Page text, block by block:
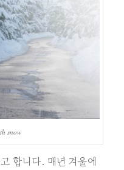
snow
합니다. 매년 겨울에